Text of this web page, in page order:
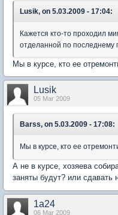
Lusik, on 5.03.2009 - 17:04:
Кажется кто-то проходил
отделанной по последнему
Мы в курсе, кто ее
Lusik
05 Mar 2009
Barss, on 5.03.2009 - 17:08:
Мы в курсе, кто ее
А не в курсе, хозяева
заняты будут? или сдавать
1a24
06 Mar 2009